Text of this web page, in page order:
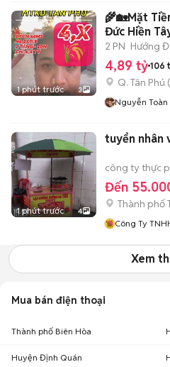
1 phút trước 3
🌾🏡Mặt
Đức Hiền
N4,2x11,5
2 PN Hướng
4,89 tỷ 106
Q. Tân Phú (
Nguyễn Toàn
1 phút trước 4
tuyển nhân
công ty thực
Đến
Thành phố
Công Ty
Xem
Mua bán điện thoại
Thành phố Biên Hòa
Huyện Định Quán